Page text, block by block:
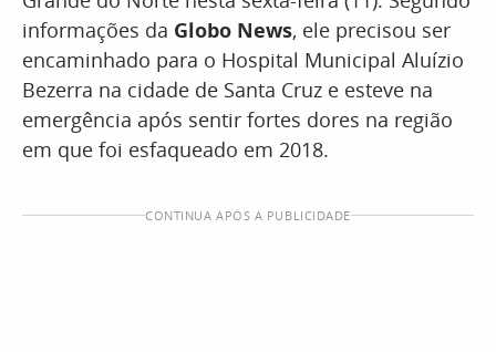
informações da Globo News, ele precisou ser
encaminhado para o Hospital Municipal Aluízio
Bezerra na cidade de Santa Cruz e esteve na
emergência após sentir fortes dores na região
em que foi esfaqueado em 2018.
CONTINUA APÓS A PUBLICIDADE